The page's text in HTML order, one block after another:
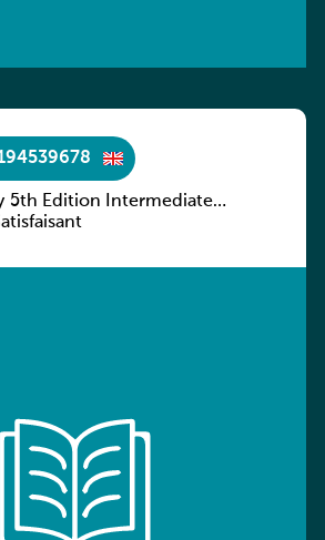
5th Edition Intermediate
without key